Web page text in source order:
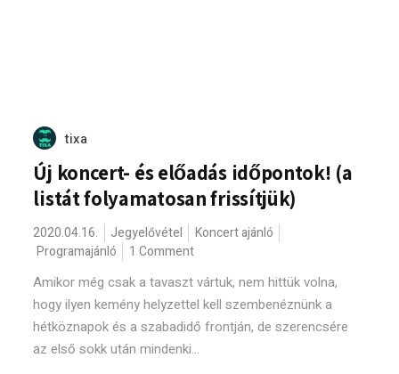
tixa
Új koncert- és előadás időpontok! (a
listát folyamatosan frissítjük)
2020.04.16. Jegyelővétel
Koncert ajánló
Programajánló
1 Comment
Amikor még csak a tavaszt vártuk, nem hittük volna,
hogy ilyen kemény helyzettel kell szembenéznünk a
hétköznapok és a szabadidő frontján, de szerencsére
az első sokk után mindenki...